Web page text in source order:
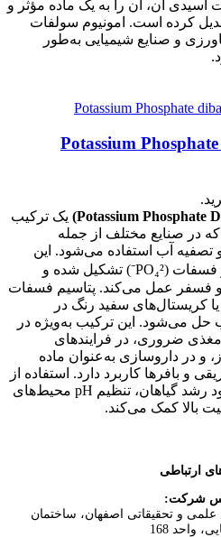
آن، آن را به یک ماده مؤثر و
کرده است. امونیوم سولفات
و صنایع شیمیایی به‌طور
پتاسیم فسفات دیبازیک – Potassium Phosphate
یک ترکیب
در صنایع مختلف از جمله
آب استفاده می‌شود. این
ترکیب از دو یون پتاسیم (K⁺) و فسفات (PO₄²⁻) تشکیل شده و
و فسفر عمل می‌کند. پتاسیم فسفات
کریستال‌های سفید رنگ در
می‌شود. این ترکیب به‌ویژه در
ضروری، در فرایندهای
و در داروسازی به‌عنوان ماده
و بافرها کاربرد دارد. استفاده از
پتاسیم فسفات دیباسیک به بهبود رشد گیاهان، تنظیم pH محیط‌های
بالا کمک می‌کند.
ارتباطی
شرکت:
و تحقیقاتی اصفهان، ساختمان
واحد 168